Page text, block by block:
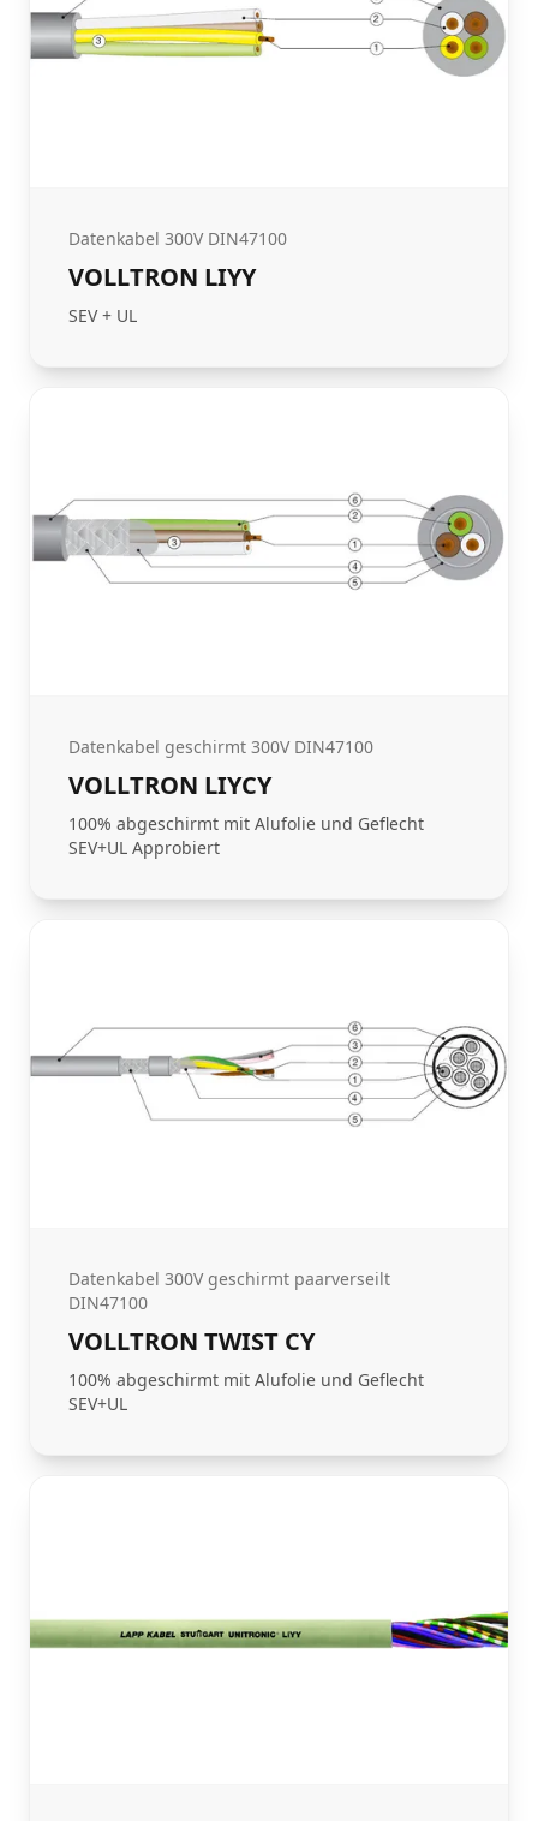
Datenkabel 300V DIN47100
VOLLTRON LIYY
SEV + UL
Datenkabel geschirmt 300V DIN47100
VOLLTRON LIYCY
100% abgeschirmt mit Alufolie und Geflecht
SEV+UL Approbiert
Datenkabel 300V geschirmt paarverseilt
DIN47100
VOLLTRON TWIST CY
100% abgeschirmt mit Alufolie und Geflecht
SEV+UL